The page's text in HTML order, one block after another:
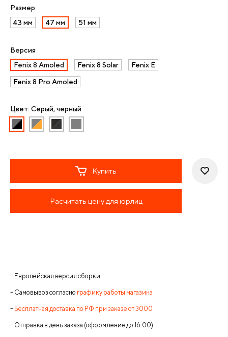
Размер
43 мм
47 мм 51 мм
Версия
Fenix 8 Amoled
Fenix 8 Solar Fenix E
Fenix 8 Pro Amoled
Цвет: Серый, черный
Купить
Расчитать цену для юрлиц
- Европейская версия сборки
- Самовывоз согласно графику работы магазина
- Бесплатная доставка по РФ при заказе от 3000
- Отправка в день заказа (оформление до 16:00)